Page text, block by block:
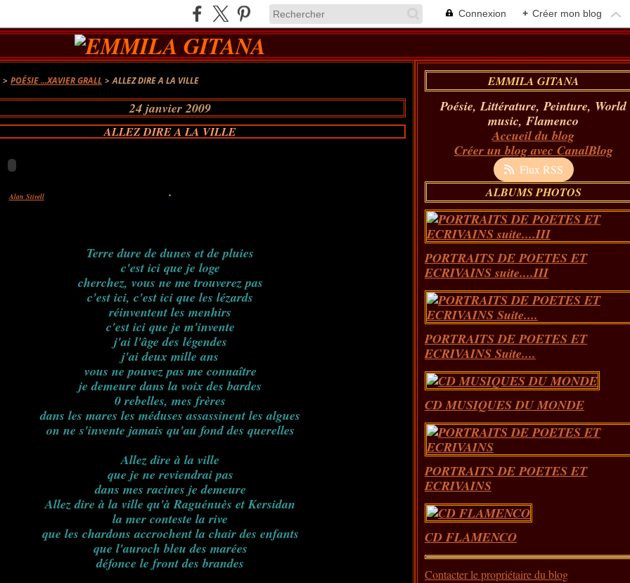
Connexion + Créer mon blog
> POÉSIE ...XAVIER GRALL > ALLEZ DIRE A LA VILLE
24 janvier 2009
ALLEZ DIRE A LA VILLE
Alan Stivell! .
Terre dure de dunes et de pluies
c'est ici que je loge
cherchez, vous ne me trouverez pas
c'est ici, c'est ici que les lézards
réinventent les menhirs
c'est ici que je m'invente
j'ai l'âge des légendes
j'ai deux mille ans
vous ne pouvez pas me connaître
je demeure dans la voix des bardes
0 rebelles, mes frères
dans les mares les méduses assassinent les algues
on ne s'invente jamais qu'au fond des querelles
Allez dire à la ville
que je ne reviendrai pas
dans mes racines je demeure
Allez dire à la ville qu'à Raguénuès et Kersidan
la mer conteste la rive
que les chardons accrochent la chair des enfants
que l'auroch bleu des marées
défonce le front des brandes
EMMILA GITANA
Poésie, Littérature, Peinture, World
music, Flamenco
Accueil du blog
Créer un blog avec CanalBlog
Flux RSS
ALBUMS PHOTOS
PORTRAITS DE POETES ET
ECRIVAINS suite....III
PORTRAITS DE POETES ET
ECRIVAINS Suite....
CD MUSIQUES DU MONDE
PORTRAITS DE POETES ET
ECRIVAINS
CD FLAMENCO
Contacter le propriétaire du blog